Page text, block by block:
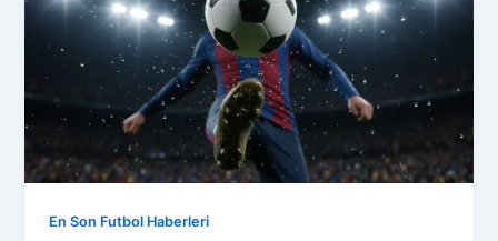
En Son Futbol Haberleri